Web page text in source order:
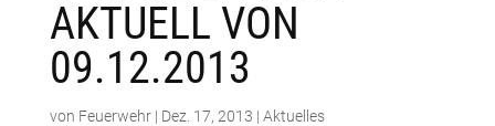
AKTUELL VON
09.12.2013
von Feuerwehr| Dez. 17, 2013 | Aktuelles